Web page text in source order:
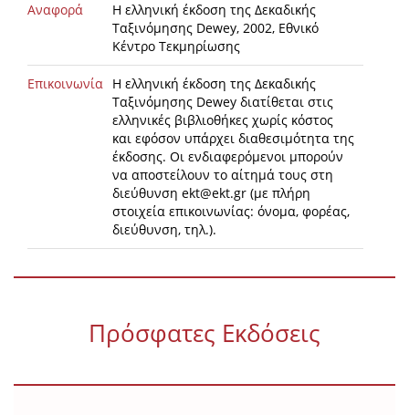
Αναφορά
H ελληνική έκδοση της Δεκαδικής
Ταξινόμησης Dewey, 2002, Εθνικό
Κέντρο Τεκμηρίωσης
Επικοινωνία Η ελληνική έκδοση της Δεκαδικής
Ταξινόμησης Dewey διατίθεται στις
ελληνικές βιβλιοθήκες χωρίς κόστος
και εφόσον υπάρχει διαθεσιμότητα της
έκδοσης. Οι ενδιαφερόμενοι μπορούν
να αποστείλουν το αίτημά τους στη
διεύθυνση ekt@ekt.gr (με πλήρη
στοιχεία επικοινωνίας: όνομα, φορέας,
διεύθυνση, τηλ.).
Πρόσφατες Εκδόσεις